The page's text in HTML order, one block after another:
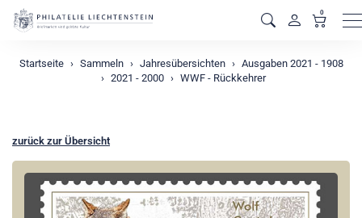
0
Startseite Sammeln Jahresübersichten
Ausgaben 2021 - 1908
2021 - 2000
WWF - Rückkehrer
zurück zur Übersicht